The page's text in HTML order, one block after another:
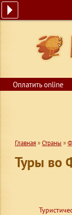
Оплатить online
Главная»Страны »
Туры во